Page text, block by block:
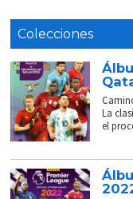
Colecciones
La
el